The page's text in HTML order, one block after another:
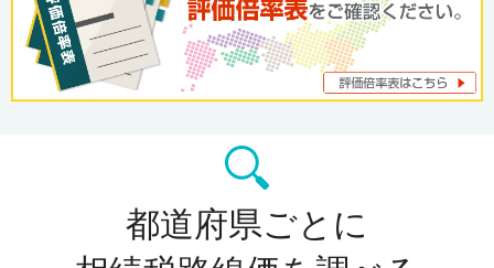
都道府県ごとに